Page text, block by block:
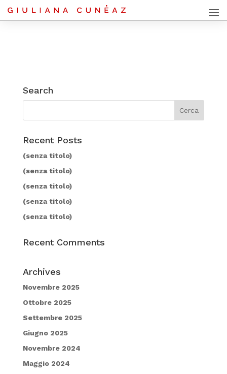
Search
Recent Posts
(senza titolo)
(senza titolo)
(senza titolo)
(senza titolo)
(senza titolo)
Recent Comments
Archives
Novembre 2025
Ottobre 2025
Settembre 2025
Giugno 2025
Novembre 2024
Maggio 2024